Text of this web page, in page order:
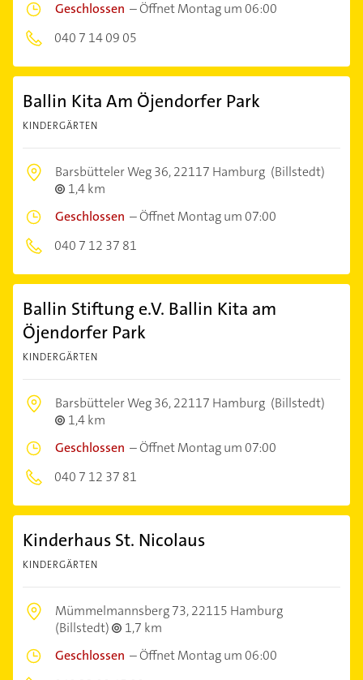
Geschlossen –Öffnet Montag um 06:00
040 7 14 09 05
Ballin Kita Am Öjendorfer Park
KINDERGÄRTEN
Barsbütteler Weg 36,22117 Hamburg (Billstedt)
1,4 km
Geschlossen –Öffnet Montag um 07:00
040 7 12 37 81
Ballin Stiftung e.V. Ballin Kita am
Öjendorfer Park
KINDERGÄRTEN
Barsbütteler Weg 36,22117 Hamburg (Billstedt)
1,4 km
Geschlossen –Öffnet Montag um 07:00
040 7 12 37 81
Kinderhaus St. Nicolaus
KINDERGÄRTEN
Mümmelmannsberg 73,22115 Hamburg
(Billstedt)
1,7 km
Geschlossen –Öffnet Montag um 06:00